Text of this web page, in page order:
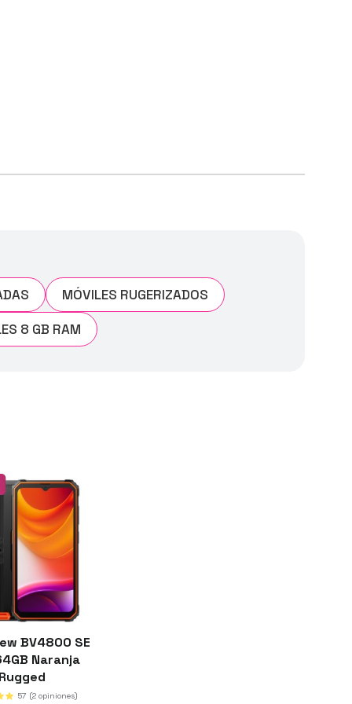
MÓVILES RUGERIZADOS
8 GB RAM
BV4800 SE
Naranja
57 (2 opiniones)